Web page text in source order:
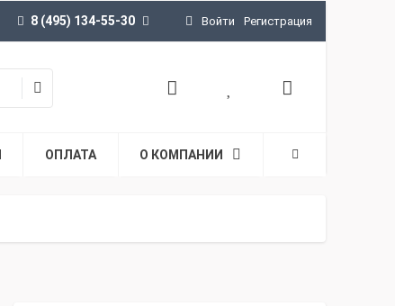
8 (495) 134-55-30 Войти Регистрация
ОПЛАТА О КОМПАНИИ